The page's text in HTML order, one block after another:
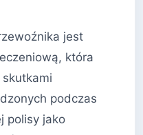
jest
która
podczas
polisy jako